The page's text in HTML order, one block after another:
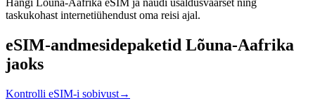
Hangi Lõuna-Aafrika eSIM ja naudi usaldusväärset ning
taskukohast internetiühendust oma reisi ajal.
eSIM-andmesidepaketid Lõuna-Aafrika
jaoks
Kontrolli eSIM-i sobivust→